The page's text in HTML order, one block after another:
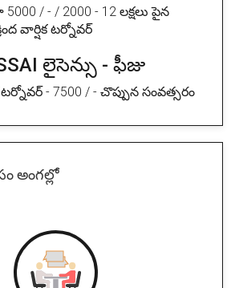
/ - / 2000 - 12 లక్షలు పైన
వార్షిక టర్నోవర్
లైసెన్సు - ఫీజు
టర్నోవర్ - 7500 / - చొప్పున సంవత్సరం
అంగల్లో